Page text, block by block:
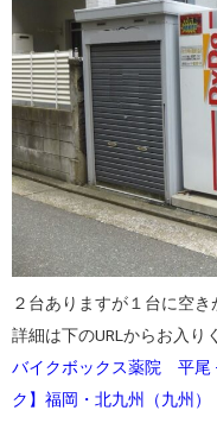
２台ありますが１台に空き
詳細は下のURLからお入り
バイクボックス薬院 平尾
ク】福岡・北九州（九州）